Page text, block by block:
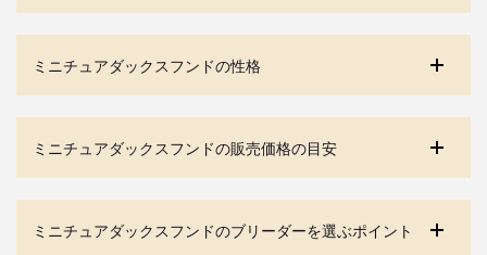
ミニチュアダックスフンドの性格
ミニチュアダックスフンドの販売価格の目安
ミニチュアダックスフンドのブリーダーを選ぶポイント